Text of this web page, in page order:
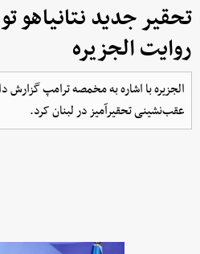
تحقیر جدید نتانیاهو
روایت الجزیره
الجزیره با اشاره به مخمصه ترامپ گزارش
عقب‌نشینی تحقیرآمیز در لبنان کرد.